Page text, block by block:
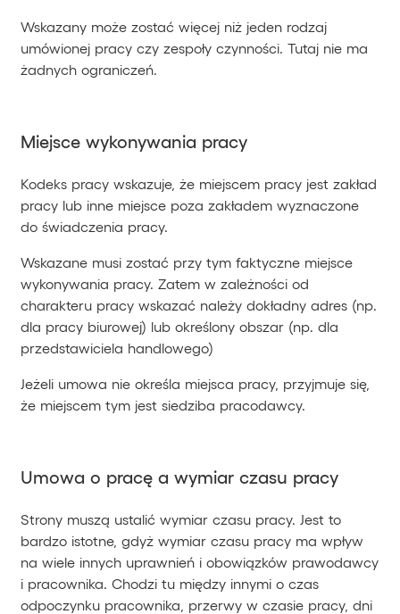
Wskazany może zostać więcej niż jeden rodzaj
umówionej pracy czy zespoły czynności. Tutaj nie ma
żadnych ograniczeń.
Miejsce wykonywania pracy
Kodeks pracy wskazuje, że miejscem pracy jest zakład
pracy lub inne miejsce poza zakładem wyznaczone
do świadczenia pracy.
Wskazane musi zostać przy tym faktyczne miejsce
wykonywania pracy. Zatem w zależności od
charakteru pracy wskazać należy dokładny adres (np.
dla pracy biurowej) lub określony obszar (np. dla
przedstawiciela handlowego)
Jeżeli umowa nie określa miejsca pracy, przyjmuje się,
że miejscem tym jest siedziba pracodawcy.
Umowa o pracę a wymiar czasu pracy
Strony muszą ustalić wymiar czasu pracy. Jest to
bardzo istotne, gdyż wymiar czasu pracy ma wpływ
na wiele innych uprawnień i obowiązków prawodawcy
i pracownika. Chodzi tu między innymi o czas
odpoczynku pracownika, przerwy w czasie pracy, dni